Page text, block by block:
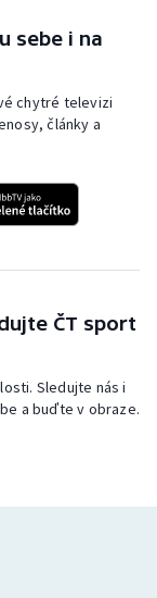
sebe i na
chytré televizi
články a
ČT sport
Sledujte nás i
a buďte v obraze.